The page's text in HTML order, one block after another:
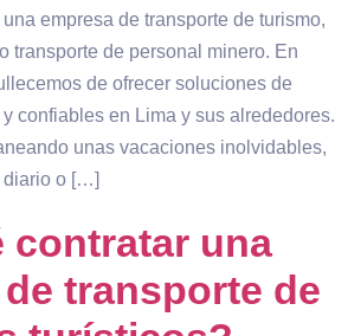
empresa de transporte de turismo,
transporte de personal minero. En
de ofrecer soluciones de
confiables en Lima y sus alrededores.
unas vacaciones inolvidables,
diario o […]
contratar una
transporte de